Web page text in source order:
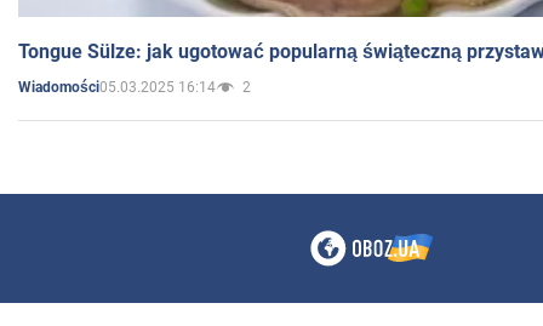
Tongue Sülze: jak ugotować popularną świąteczną
Wiadomości05.03.2025 16:14 2